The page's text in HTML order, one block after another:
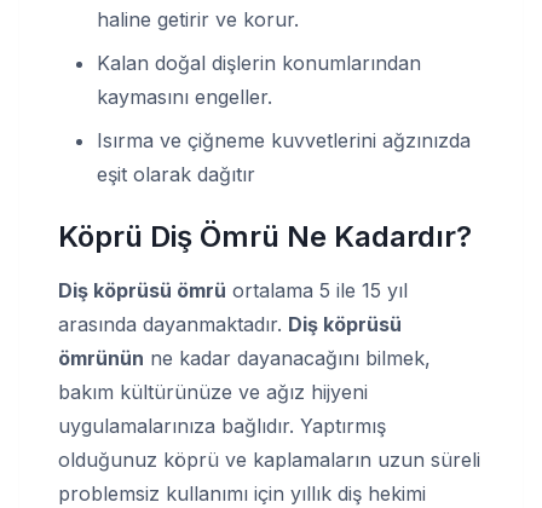
haline getirir ve korur.
Kalan doğal dişlerin konumlarından
kaymasını engeller.
Isırma ve çiğneme kuvvetlerini ağzınızda
eşit olarak dağıtır
Köprü Diş Ömrü Ne Kadardır?
Diş köprüsü ömrü ortalama 5 ile 15 yıl
arasında dayanmaktadır. Diş köprüsü
ömrünün ne kadar dayanacağını bilmek,
bakım kültürünüze ve ağız hijyeni
uygulamalarınıza bağlıdır. Yaptırmış
olduğunuz köprü ve kaplamaların uzun süreli
problemsiz kullanımı için yıllık diş hekimi